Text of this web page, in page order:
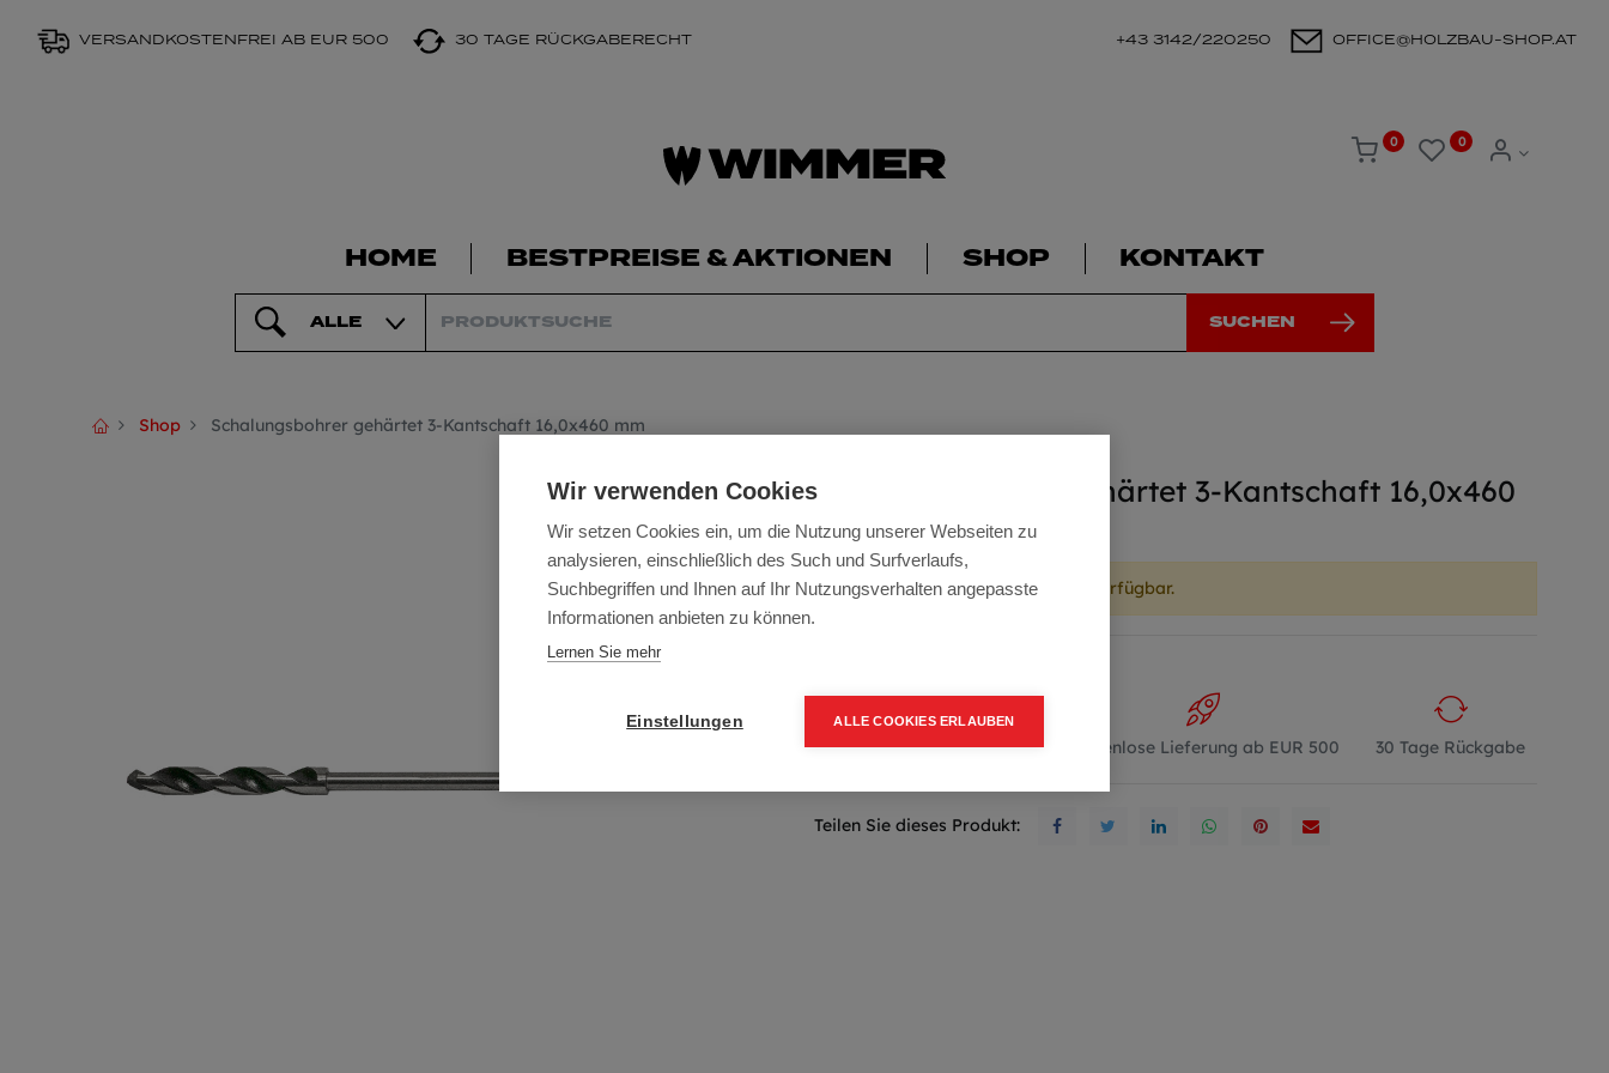
VERSANDKOSTENFREI AB EUR 500 30 TAGE RÜCKGABERECHT +43 3142/220250 OFFICE@HOLZBAU-SHOP.AT
0 0
HOME BESTPREISE & AKTIONEN SHOP KONTAKT
ALLE SUCHEN
Shop Schalungsbohrer gehärtet 3-Kantschaft 16,0x460 mm
Schalungsbohrer gehärtet 3-Kantschaft 16,0x460
mm
Dieses Produkt ist nicht länger verfügbar.
Lieferfrist ca. 2-6 Werktage Kostenlose Lieferung ab EUR 500 30 Tage Rückgabe
Teilen Sie dieses Produkt:
Wir verwenden Cookies
Wir setzen Cookies ein, um die Nutzung unserer Webseiten zu
analysieren, einschließlich des Such und Surfverlaufs,
Suchbegriffen und Ihnen auf Ihr Nutzungsverhalten angepasste
Informationen anbieten zu können.
Lernen Sie mehr
Einstellungen ALLE COOKIES ERLAUBEN